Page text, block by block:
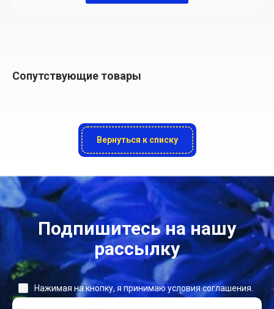
Сопутствующие товары
Вернуться к списку
Подпишитесь на нашу
рассылку
Нажимая на кнопку, я принимаю условия соглашения.